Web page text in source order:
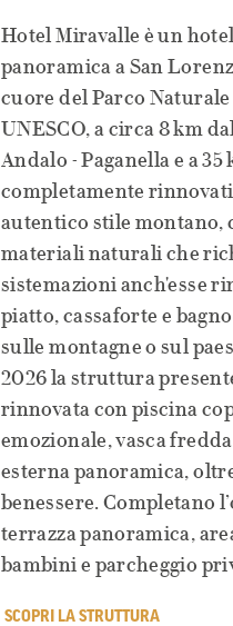
Hotel Miravalle è un
panoramica a San
cuore del Parco
UNESCO, a circa 8 km
Andalo - Paganella e a
completamente
autentico stile montano,
materiali naturali che
sistemazioni anch'esse
piatto, cassaforte e
sulle montagne o sul
2026 la struttura
rinnovata con piscina
emozionale, vasca
esterna panoramica,
benessere. Completano
terrazza panoramica,
bambini e parcheggio
SCOPRI LA STRUTTURA